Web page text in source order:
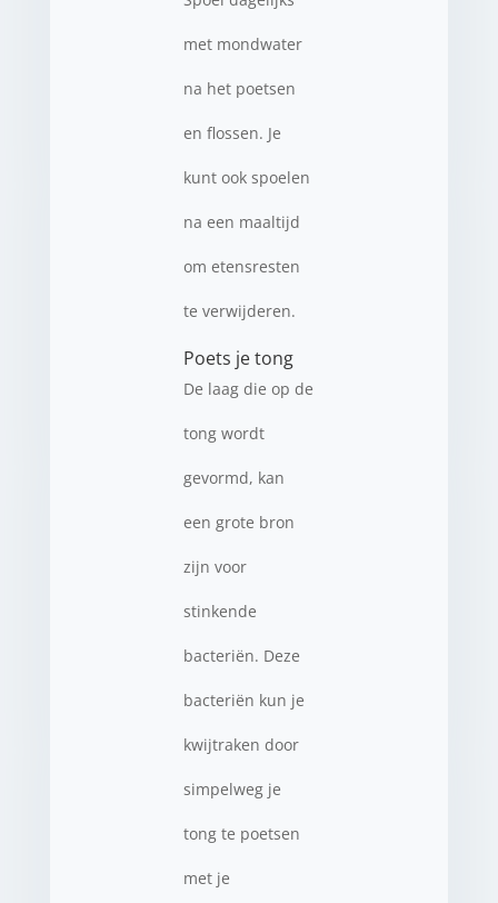
met mondwater
na het poetsen
en flossen. Je
kunt ook spoelen
na een maaltijd
om etensresten
te verwijderen.
Poets je tong
De laag die op de
tong wordt
gevormd, kan
een grote bron
zijn voor
stinkende
bacteriën. Deze
bacteriën kun je
kwijtraken door
simpelweg je
tong te poetsen
met je